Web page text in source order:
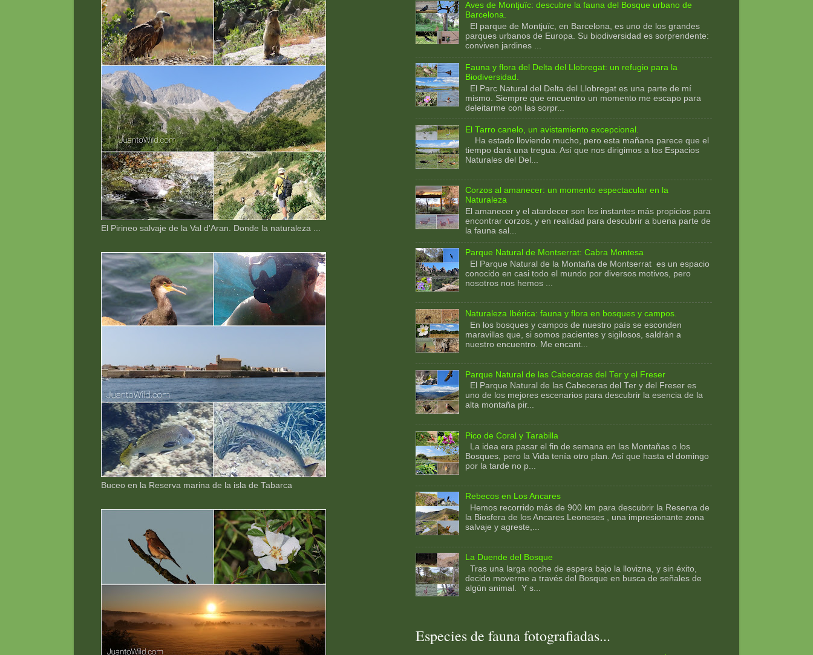
El Pirineo salvaje de la Val d'Aran. Donde la naturaleza ...
Buceo en la Reserva marina de la isla de Tabarca
Aves de Montjuïc: descubre la fauna del Bosque urbano de
Barcelona.
El parque de Montjuïc, en Barcelona, es uno de los grandes
parques urbanos de Europa. Su biodiversidad es sorprendente:
conviven jardines ...
Fauna y flora del Delta del Llobregat: un refugio para la
Biodiversidad.
El Parc Natural del Delta del Llobregat es una parte de mí
mismo. Siempre que encuentro un momento me escapo para
deleitarme con las sorpr...
El Tarro canelo, un avistamiento excepcional.
Ha estado lloviendo mucho, pero esta mañana parece que el
tiempo dará una tregua. Así que nos dirigimos a los Espacios
Naturales del Del...
Corzos al amanecer: un momento espectacular en la
Naturaleza
El amanecer y el atardecer son los instantes más propicios para
encontrar corzos, y en realidad para descubrir a buena parte de
la fauna sal...
Parque Natural de Montserrat: Cabra Montesa
El Parque Natural de la Montaña de Montserrat es un espacio
conocido en casi todo el mundo por diversos motivos, pero
nosotros nos hemos ...
Naturaleza Ibérica: fauna y flora en bosques y campos.
En los bosques y campos de nuestro país se esconden
maravillas que, si somos pacientes y sigilosos, saldrán a
nuestro encuentro. Me encant...
Parque Natural de las Cabeceras del Ter y el Freser
El Parque Natural de las Cabeceras del Ter y del Freser es
uno de los mejores escenarios para descubrir la esencia de la
alta montaña pir...
Pico de Coral y Tarabilla
La idea era pasar el fin de semana en las Montañas o los
Bosques, pero la Vida tenía otro plan. Así que hasta el domingo
por la tarde no p...
Rebecos en Los Ancares
Hemos recorrido más de 900 km para descubrir la Reserva de
la Biosfera de los Ancares Leoneses , una impresionante zona
salvaje y agreste,...
La Duende del Bosque
Tras una larga noche de espera bajo la llovizna, y sin éxito,
decido moverme a través del Bosque en busca de señales de
algún animal. Y s...
Especies de fauna fotografiadas...